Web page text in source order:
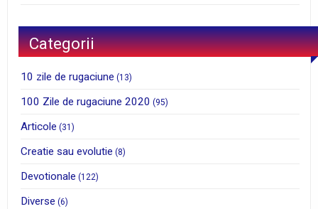
Categorii
10 zile de rugaciune (13)
100 Zile de rugaciune 2020 (95)
Articole (31)
Creatie sau evolutie (8)
Devotionale (122)
Diverse (6)